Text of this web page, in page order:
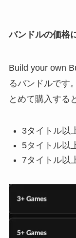
バンドルの価格
Build your own
るバンドルです
とめて購入する
3タイトル以
5タイトル以
7タイトル以